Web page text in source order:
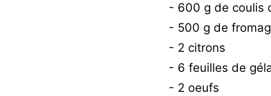
- 600 g de coulis
- 500 g de
- 2 citrons
- 6 feuilles de
- 2 oeufs